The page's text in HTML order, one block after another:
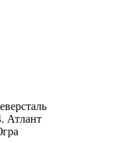
Атлант